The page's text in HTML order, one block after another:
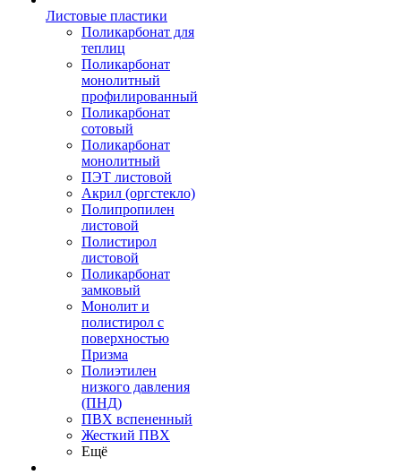
Листовые пластики
Поликарбонат для
теплиц
Поликарбонат
монолитный
профилированный
Поликарбонат
сотовый
Поликарбонат
монолитный
ПЭТ листовой
Акрил (оргстекло)
Полипропилен
листовой
Полистирол
листовой
Поликарбонат
замковый
Монолит и
полистирол с
поверхностью
Призма
Полиэтилен
низкого давления
(ПНД)
ПВХ вспененный
Жесткий ПВХ
Ещё